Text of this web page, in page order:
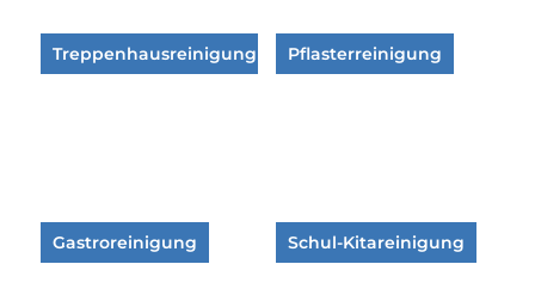
Treppenhausreinigung Pflasterreinigung
Gastroreinigung Schul-Kitareinigung